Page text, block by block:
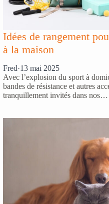
Idées de rangement
à la maison
Fred·13 mai 2025
Avec l’explosion du sport à
bandes de résistance et autres
tranquillement invités dans nos…